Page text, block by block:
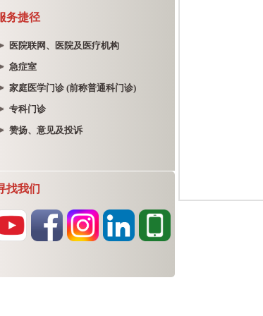
务捷径
医院联网、医院及医疗机构
急症室
家庭医学门诊 (前称普通科门诊)
专科门诊
赞扬、意见及投诉
找我们